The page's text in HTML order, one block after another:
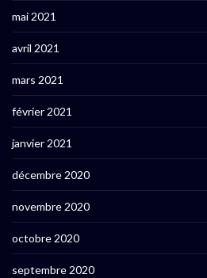
mai 2021
avril 2021
mars 2021
février 2021
janvier 2021
décembre 2020
novembre 2020
octobre 2020
septembre 2020